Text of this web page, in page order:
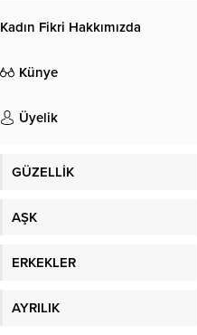
Kadın Fikri Hakkımızda
Künye
Üyelik
GÜZELLİK
AŞK
ERKEKLER
AYRILIK